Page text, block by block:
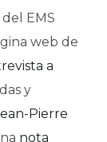
EMS
web de
a
y
Pierre
nota